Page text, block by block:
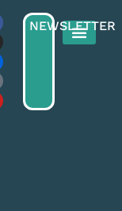
NEWSLETTER